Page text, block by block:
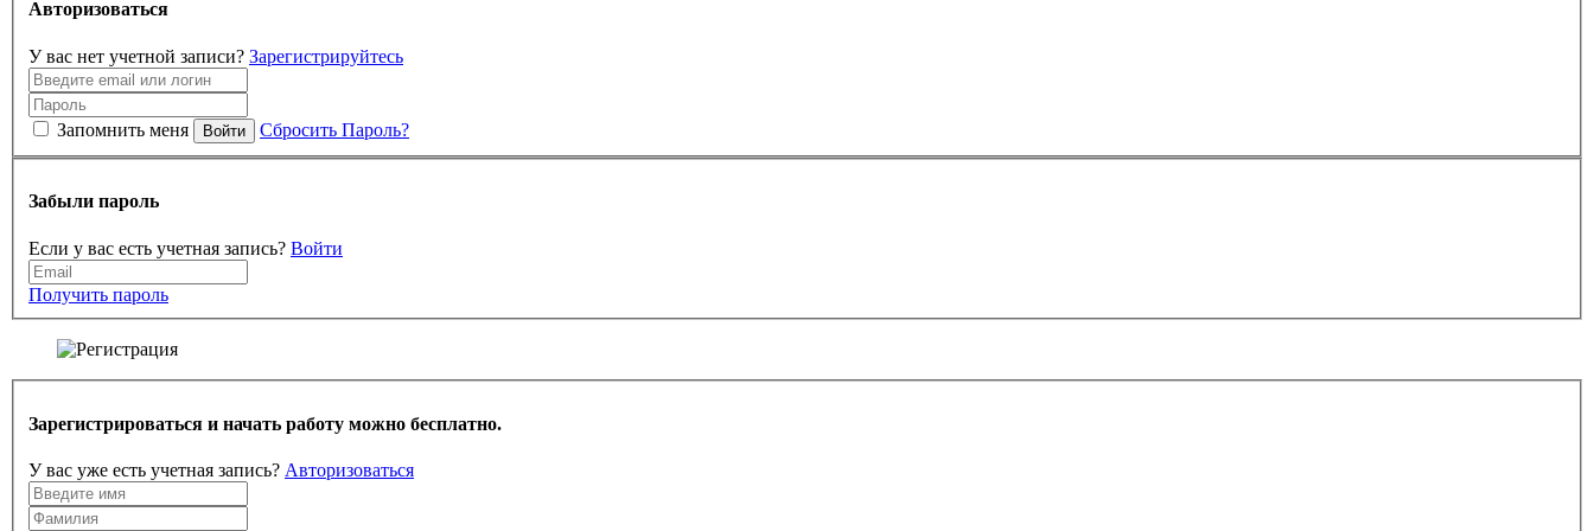
Авторизоваться
У вас нет учетной записи? Зарегистрируйтесь
Запомнить меня Войти Сбросить Пароль?
Забыли пароль
Если у вас есть учетная запись? Войти
Получить пароль
Зарегистрироваться и начать работу можно бесплатно.
У вас уже есть учетная запись? Авторизоваться